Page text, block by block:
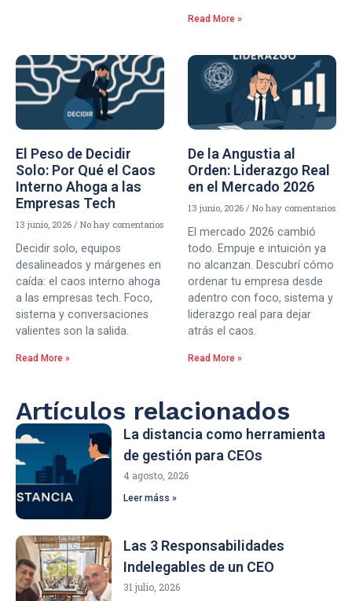
Read More »
El Peso de Decidir
Solo: Por Qué el Caos
Interno Ahoga a las
Empresas Tech
13 junio, 2026 No hay comentarios
Decidir solo, equipos
desalineados y márgenes en
caída: el caos interno ahoga
a las empresas tech. Foco,
sistema y conversaciones
valientes son la salida.
Read More »
De la Angustia al
Orden: Liderazgo Real
en el Mercado 2026
13 junio, 2026 No hay comentarios
El mercado 2026 cambió
todo. Empuje e intuición ya
no alcanzan. Descubrí cómo
ordenar tu empresa desde
adentro con foco, sistema y
liderazgo real para dejar
atrás el caos.
Read More »
Artículos relacionados
La distancia como herramienta
de gestión para CEOs
4 agosto, 2026
Leer máss »
Las 3 Responsabilidades
Indelegables de un CEO
31 julio, 2026